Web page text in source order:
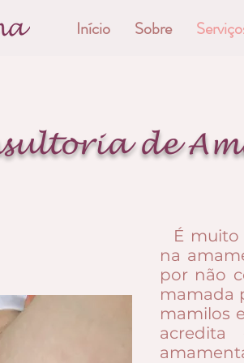
Início Sobre
de
É
na
por não
mamada
mamilos